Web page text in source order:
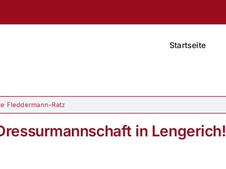
Startseite
Fleddermann-Ratz
in Lengerich!